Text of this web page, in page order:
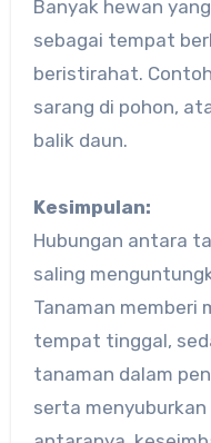
Banyak hewan
sebagai tempat
beristirahat.
sarang di pohon,
balik daun.
Kesimpulan:
Hubungan antara
saling
Tanaman memberi
tempat tinggal,
tanaman dalam
serta